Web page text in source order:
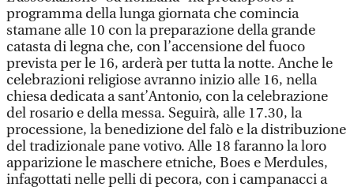
programma della lunga giornata che comincia
stamane alle 10 con la preparazione della grande
catasta di legna che, con l’accensione del fuoco
prevista per le 16, arderà per tutta la notte. Anche le
celebrazioni religiose avranno inizio alle 16, nella
chiesa dedicata a sant’Antonio, con la celebrazione
del rosario e della messa. Seguirà, alle 17.30, la
processione, la benedizione del falò e la distribuzione
del tradizionale pane votivo. Alle 18 faranno la loro
apparizione le maschere etniche, Boes e Merdules,
infagottati nelle pelli di pecora, con i campanacci a